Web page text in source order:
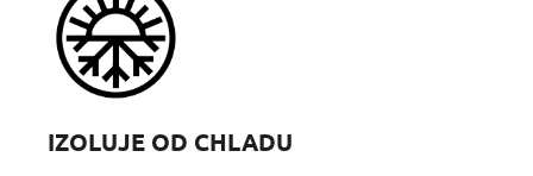
IZOLUJE OD CHLADU